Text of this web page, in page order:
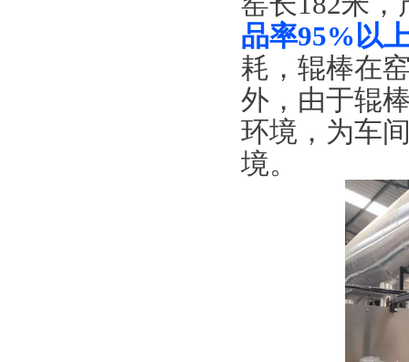
品率95%以
耗，辊棒在
外，由于辊
环境，为车
境。